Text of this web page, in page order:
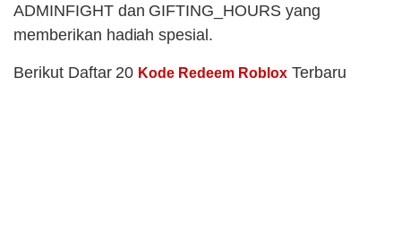
ADMINFIGHT dan GIFTING_HOURS yang
memberikan hadiah spesial.
Berikut Daftar 20 Kode Redeem RobloxTerbaru